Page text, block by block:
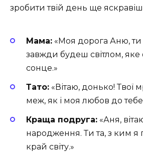
зробити твій день ще
Мама: «Моя дорога Аню,
завжди будеш світлом, яке
сонце.»
Тато: «Вітаю, донько! Твої
меж, як і моя любов до
Краща подруга: «Аня,
народження. Ти та, з ким я
край світу.»